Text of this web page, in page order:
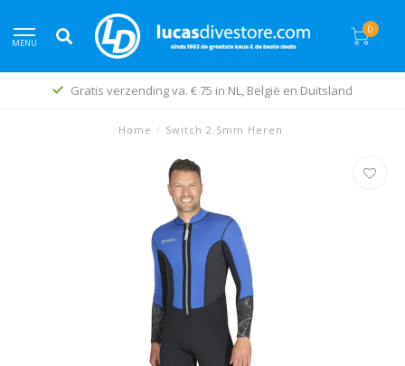
MENU
0
Gratis verzending va. € 75 in NL, België en Duitsland
Home / Switch 2.5mm Heren